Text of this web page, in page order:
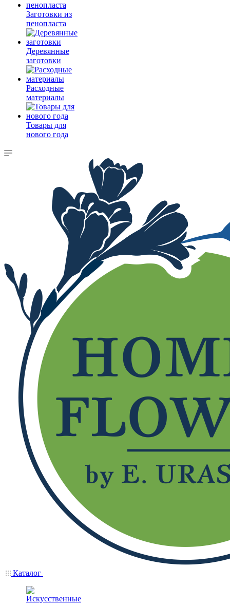
Заготовки из
пенопласта
Деревянные
заготовки
Расходные
материалы
Товары для
нового года
Каталог